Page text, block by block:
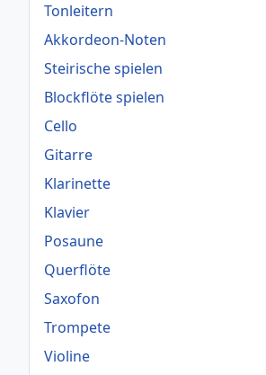
Tonleitern
Akkordeon-Noten
Steirische spielen
Blockflöte spielen
Cello
Gitarre
Klarinette
Klavier
Posaune
Querflöte
Saxofon
Trompete
Violine